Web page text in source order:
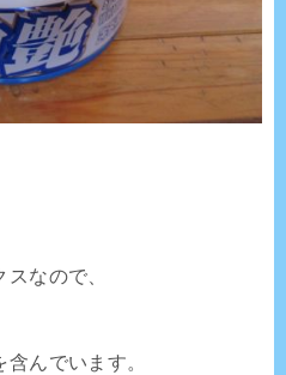
なので、
んでいます。